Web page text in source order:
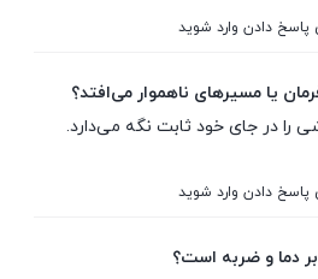
پاسخ دادن وارد شوید
یا مسیرهای ناهموار می‌افتد؟
را در جای خود ثابت نگه می‌دارد.
پاسخ دادن وارد شوید
دما و ضربه است؟